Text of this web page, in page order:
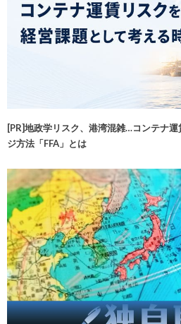
[PR]地政学リスク、港湾混雑…コンテナ
ジ方法「FFA」とは